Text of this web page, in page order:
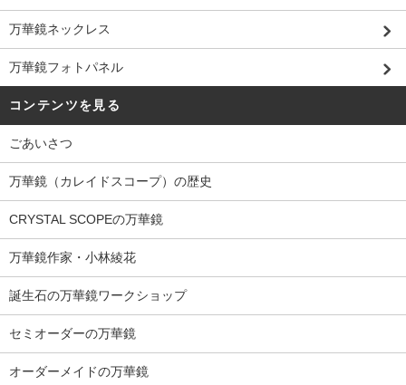
万華鏡ネックレス
万華鏡フォトパネル
コンテンツを見る
ごあいさつ
万華鏡（カレイドスコープ）の歴史
CRYSTAL SCOPEの万華鏡
万華鏡作家・小林綾花
誕生石の万華鏡ワークショップ
セミオーダーの万華鏡
オーダーメイドの万華鏡